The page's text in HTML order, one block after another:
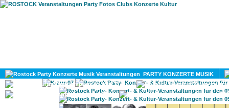
PARTY KONZERTE MUSIK
KULTUR
GAY